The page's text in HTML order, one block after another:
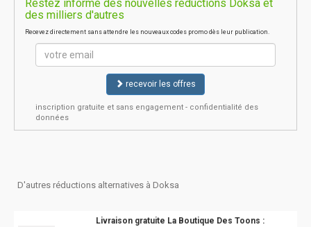
Restez informé des nouvelles réductions Doksa et
des milliers d'autres
Recevez directement sans attendre les nouveaux codes promo dès leur publication.
recevoir les offres
inscription gratuite et sans engagement - confidentialité des
données
D'autres réductions alternatives à Doksa
Livraison gratuite La Boutique Des Toons :